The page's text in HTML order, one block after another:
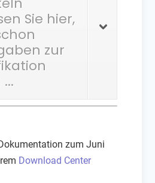
Sie hier,
zur
zum Juni
Download Center